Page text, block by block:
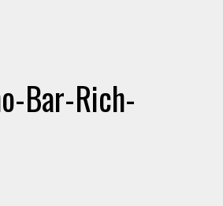
Bar-Rich-